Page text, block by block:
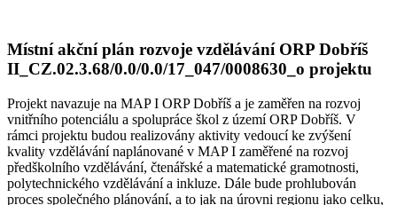
Místní akční plán rozvoje vzdělávání ORP Dobříš
II_CZ.02.3.68/0.0/0.0/17_047/0008630_o projektu
Projekt navazuje na MAP I ORP Dobříš a je zaměřen na rozvoj
vnitřního potenciálu a spolupráce škol z území ORP Dobříš. V
rámci projektu budou realizovány aktivity vedoucí ke zvýšení
kvality vzdělávání naplánované v MAP I zaměřené na rozvoj
předškolního vzdělávání, čtenářské a matematické gramotnosti,
polytechnického vzdělávání a inkluze. Dále bude prohlubován
proces společného plánování, a to jak na úrovni regionu jako celku,